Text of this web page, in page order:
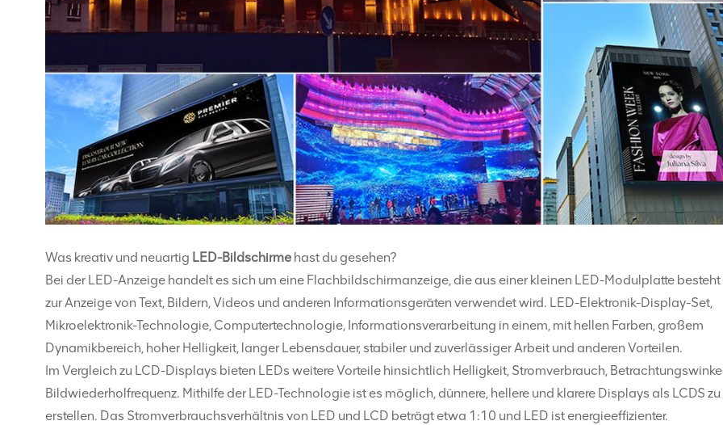
Was kreativ und neuartig LED-Bildschirmehast du gesehen?
Bei der LED-Anzeige handelt es sich um eine Flachbildschirmanzeige, die aus einer kleinen LED-Modulplatte
zur Anzeige von Text, Bildern, Videos und anderen Informationsgeräten verwendet wird. LED-Elektronik-Display-Set,
Mikroelektronik-Technologie, Computertechnologie, Informationsverarbeitung in einem, mit hellen Farben, großem
Dynamikbereich, hoher Helligkeit, langer Lebensdauer, stabiler und zuverlässiger Arbeit und anderen Vorteilen.
Im Vergleich zu LCD-Displays bieten LEDs weitere Vorteile hinsichtlich Helligkeit, Stromverbrauch,
Bildwiederholfrequenz. Mithilfe der LED-Technologie ist es möglich, dünnere, hellere und klarere Displays als LCDS zu
erstellen. Das Stromverbrauchsverhältnis von LED und LCD beträgt etwa 1:10 und LED ist energieeffizienter.